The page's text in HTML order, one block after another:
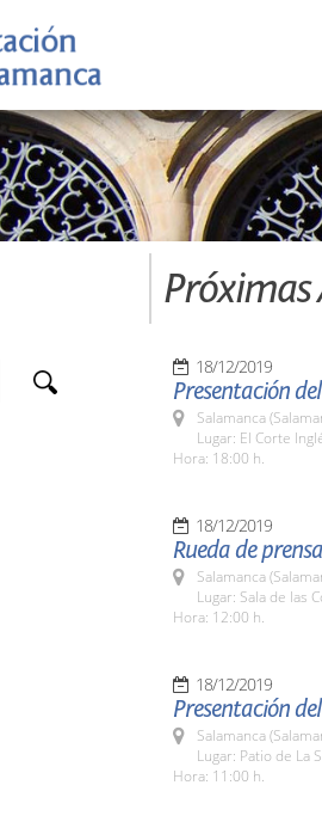
Próximas
18/12/2019
Presentación
Salamanca
Lugar: El Corte
Hora: 18:00 h.
18/12/2019
Rueda de
Salamanca
Lugar: Sala de las
Hora: 12:00 h.
18/12/2019
Presentación
Salamanca
Lugar: Patio de La
Hora: 11:00 h.